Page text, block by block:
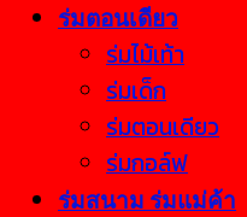
ร่มตอนเดียว
ร่มไม้เท้า
ร่มเด็ก
ร่มตอนเดียว
ร่มกอล์ฟ
ร่มสนาม ร่มแม่ค้า